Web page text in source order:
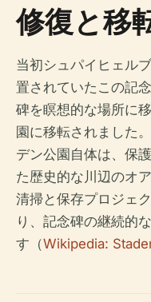
修復と移
当初シュパイヒェル
置されていたこの記
碑を瞑想的な場所に
園に移転されました
デン公園自体は、保
た歴史的な川辺のオ
清掃と保存プロジェ
り、記念碑の継続的
す（Wikipedia: